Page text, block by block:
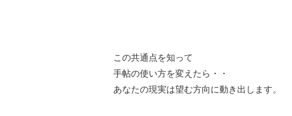
この共通点を知って
手帖の使い方を変えたら・・
あなたの現実は望む方向に動き出します。